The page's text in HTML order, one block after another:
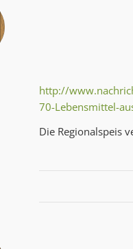
http://
70-Lebensmittel-
Die Regionalspeis